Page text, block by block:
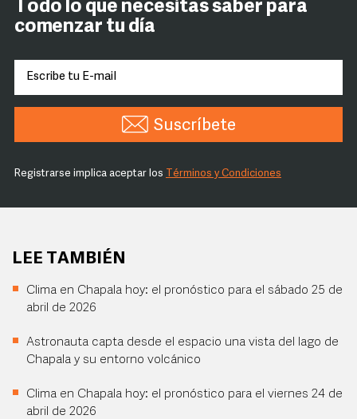
Todo lo que necesitas saber para
comenzar tu día
Suscríbete
Registrarse implica aceptar los Términos y Condiciones
LEE TAMBIÉN
Clima en Chapala hoy: el pronóstico para el sábado 25 de
abril de 2026
Astronauta capta desde el espacio una vista del lago de
Chapala y su entorno volcánico
Clima en Chapala hoy: el pronóstico para el viernes 24 de
abril de 2026